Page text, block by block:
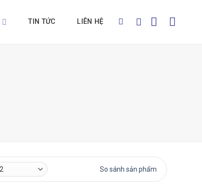
TIN TỨC LIÊN HỆ
So sánh sản phẩm